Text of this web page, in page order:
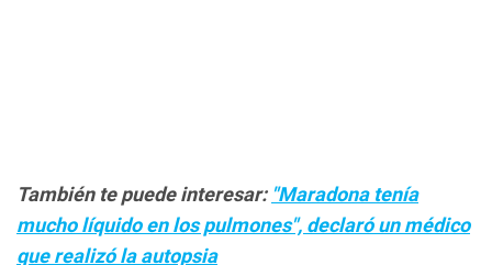
También te puede interesar: "Maradona tenía
mucho líquido en los pulmones", declaró un médico
que realizó la autopsia